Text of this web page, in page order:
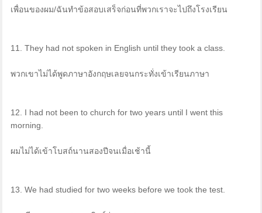
เพื่อนของผม/ฉันทำข้อสอบเสร็จก่อนที่พวกเราจะไปถึงโรงเรียน
11. They had not spoken in English until they took a class.
พวกเขาไม่ได้พูดภาษาอังกฤษเลยจนกระทั่งเข้าเรียนภาษา
12. I had not been to church for two years until I went this
morning.
ผมไม่ได้เข้าโบสถ์นานสองปีจนเมื่อเช้านี้
13. We had studied for two weeks before we took the test.